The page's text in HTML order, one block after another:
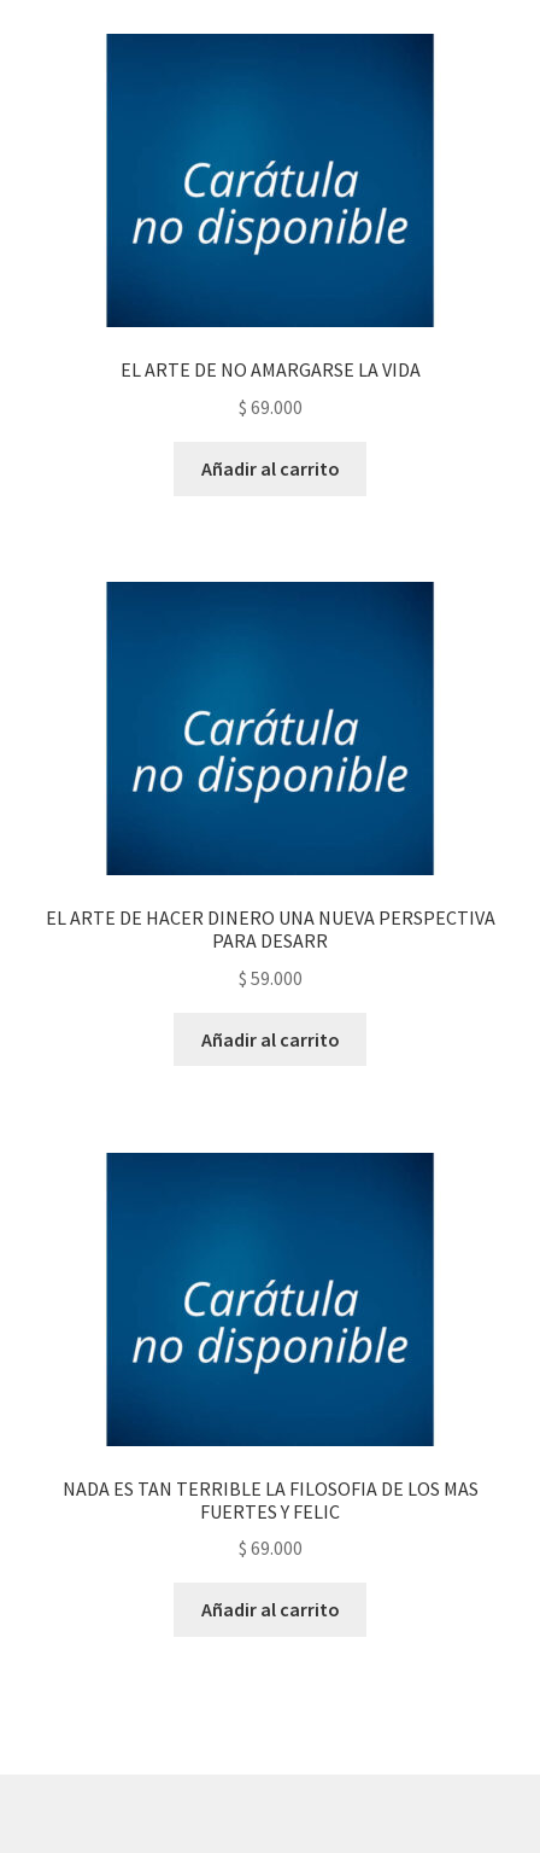
EL ARTE DE NO AMARGARSE LA VIDA
$ 69.000
Añadir al carrito
EL ARTE DE HACER DINERO UNA NUEVA PERSPECTIVA
PARA DESARR
$ 59.000
Añadir al carrito
NADA ES TAN TERRIBLE LA FILOSOFIA DE LOS MAS
FUERTES Y FELIC
$ 69.000
Añadir al carrito